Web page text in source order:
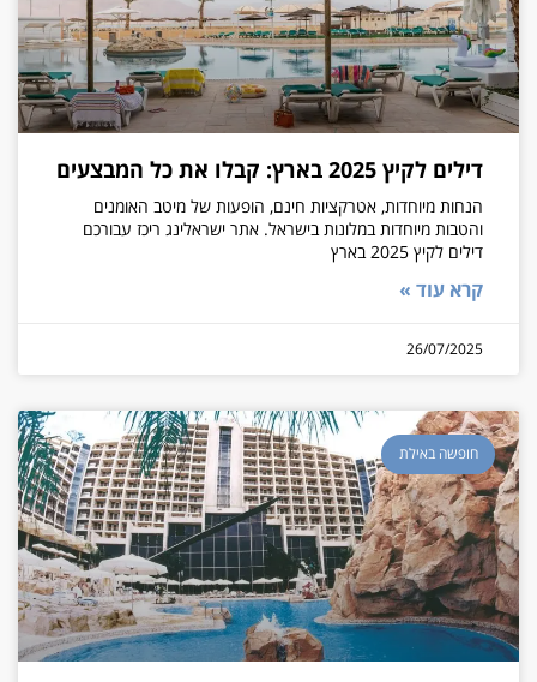
דילים לקיץ 2025 בארץ: קבלו את כל המבצעים
הנחות מיוחדות, אטרקציות חינם, הופעות של מיטב האומנים
והטבות מיוחדות במלונות בישראל. אתר ישראלינג ריכז עבורכם
דילים לקיץ 2025 בארץ
קרא עוד »
26/07/2025
חופשה באילת